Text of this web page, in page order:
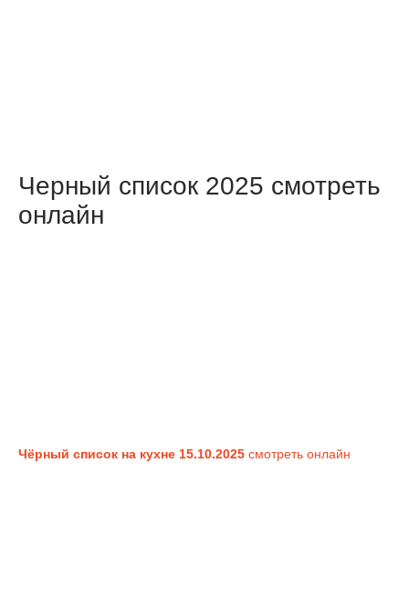
Черный список 2025 смотреть
онлайн
Чёрный список на кухне 15.10.2025 смотреть онлайн